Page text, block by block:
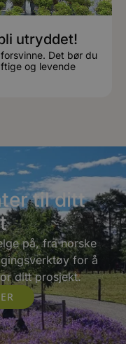
utryddet!
Det bør du
og levende
til ditt
på, fra norske
for å
ditt prosjekt.